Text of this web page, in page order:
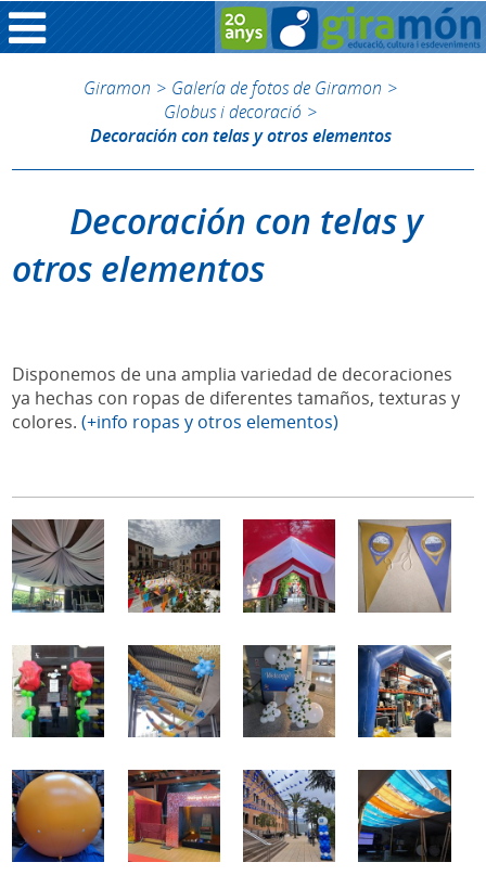
Giramon > Galería de fotos de Giramon >
Globus i decoració >
Decoración con telas y otros elementos
Decoración con telas y
otros elementos
Disponemos de una amplia variedad de decoraciones
ya hechas con ropas de diferentes tamaños, texturas y
colores. (+info ropas y otros elementos)